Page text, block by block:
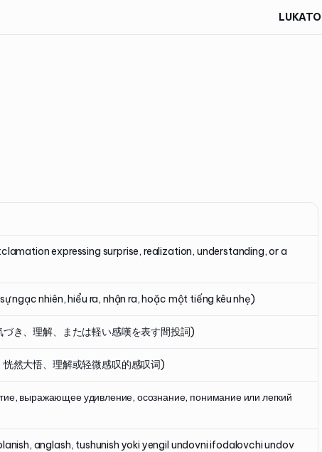
LUKATO
expressing surprise, realization, understanding, or a
ngạc nhiên, hiểu ra, nhận ra, hoặc một tiếng kêu nhẹ)
づき、理解、または軽い感嘆を表す間投詞)
然大悟、理解或轻微感叹的感叹词)
выражающее удивление, осознание, понимание или легкий
anglash, tushunish yoki yengil undovni ifodalovchi undov